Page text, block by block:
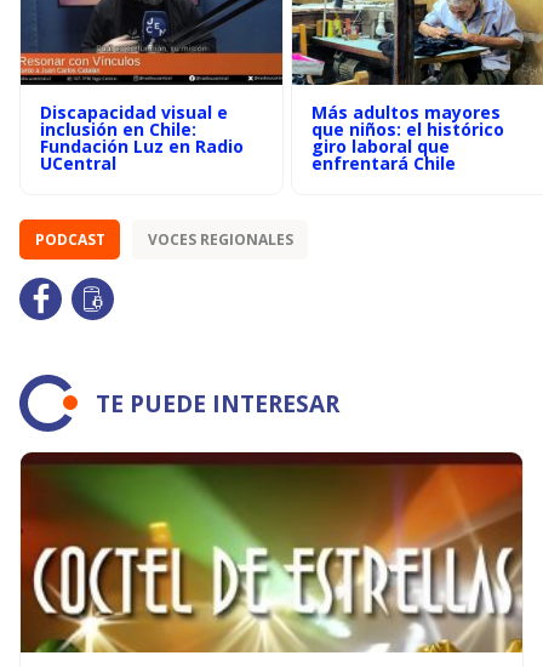
Discapacidad visual e
inclusión en Chile:
Fundación Luz en Radio
UCentral
Más adultos mayores
que niños: el histórico
giro laboral que
enfrentará Chile
PODCAST VOCES REGIONALES
TE PUEDE INTERESAR